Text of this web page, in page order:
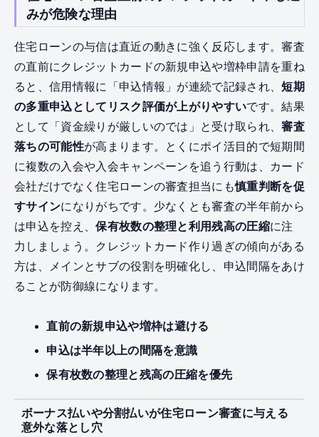
みが危険な理由
住宅ローンの与信は直近の動きに強く反応します。審査
の直前にクレジットカードの新規申込や増枠申請を重ね
ると、信用情報に「申込情報」が連続で記録され、短期
の多重申込としてリスク評価が上がりやすいです。結果
として「資金繰りが厳しいのでは」と受け取られ、審査
落ちの可能性が高まります。とくにポイ活目的で短期間
に複数の入会や入会キャンペーンを追う行動は、カード
会社だけでなく住宅ローンの審査担当にも慎重判断を促
すサインになりがちです。少なくとも審査の半年前から
は申込を控え、保有枚数の整理と利用残高の圧縮に注
力しましょう。クレジットカード作り過ぎの傾向がある
方は、メインとサブの役割を明確化し、申込間隔をあけ
ることが防御線になります。
直前の新規申込や増枠は避ける
申込は半年以上の間隔を意識
保有枚数の整理と残高の圧縮を優先
ボーナス払いや分割払いが住宅ローン審査に与える
意外な落とし穴